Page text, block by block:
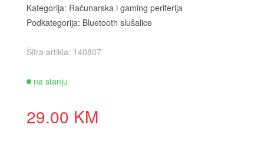
Kategorija: Računarska i gaming periferija
Podkategorija: Bluetooth slušalice
Šifra artikla: 140807
na stanju
29.00 KM